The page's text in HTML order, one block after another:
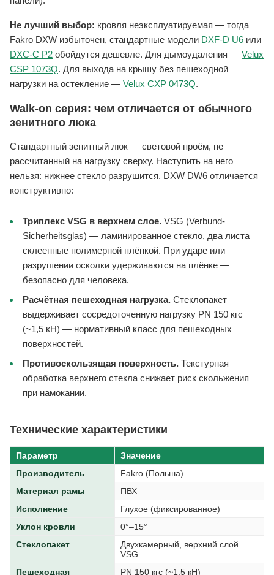
Не лучший выбор: кровля неэксплуатируемая — тогда
Fakro DXW избыточен, стандартные модели DXF-D U6 или
DXC-C P2 обойдутся дешевле. Для дымоудаления — Velux
CSP 1073Q. Для выхода на крышу без пешеходной
нагрузки на остекление — Velux CXP 0473Q.
Walk-on серия: чем отличается от обычного
зенитного люка
Стандартный зенитный люк — световой проём, не
рассчитанный на нагрузку сверху. Наступить на него
нельзя: нижнее стекло разрушится. DXW DW6 отличается
конструктивно:
Триплекс VSG в верхнем слое. VSG (Verbund-
Sicherheitsglas) — ламинированное стекло, два листа
склеенные полимерной плёнкой. При ударе или
разрушении осколки удерживаются на плёнке —
безопасно для человека.
Расчётная пешеходная нагрузка. Стеклопакет
выдерживает сосредоточенную нагрузку PN 150 кгс
(~1,5 кН) — нормативный класс для пешеходных
поверхностей.
Противоскользящая поверхность. Текстурная
обработка верхнего стекла снижает риск скольжения
при намокании.
Технические характеристики
Параметр
Значение
Производитель
Fakro (Польша)
Материал рамы
ПВХ
Исполнение
Глухое (фиксированное)
Уклон кровли
0°–15°
Стеклопакет
Двухкамерный, верхний слой
VSG
Пешеходная
PN 150 кгс (~1,5 кН)